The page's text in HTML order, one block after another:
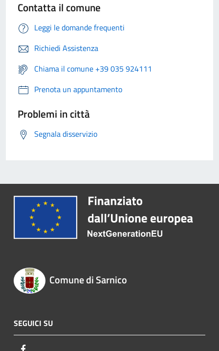
Contatta il comune
Leggi le domande frequenti
Richiedi Assistenza
Chiama il comune +39 035 924111
Prenota un appuntamento
Problemi in città
Segnala disservizio
Comune di Sarnico
SEGUICI SU